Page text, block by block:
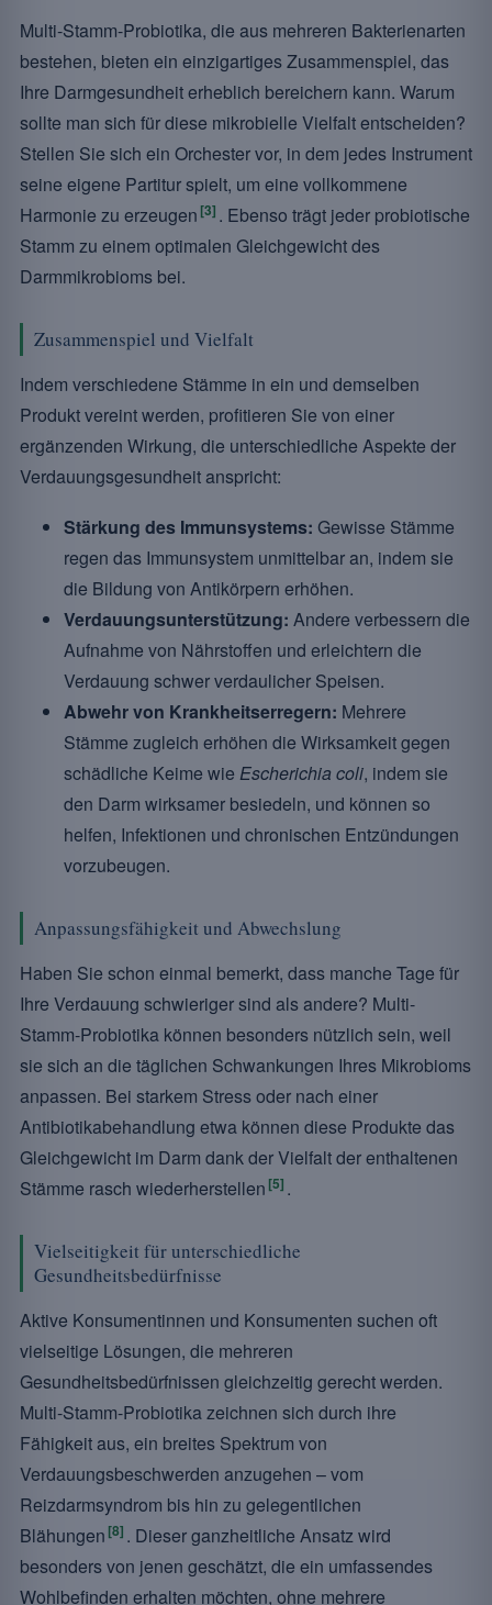
Multi-Stamm-Probiotika, die aus mehreren Bakterienarten
bestehen, bieten ein einzigartiges Zusammenspiel, das
Ihre Darmgesundheit erheblich bereichern kann. Warum
sollte man sich für diese mikrobielle Vielfalt entscheiden?
Stellen Sie sich ein Orchester vor, in dem jedes Instrument
seine eigene Partitur spielt, um eine vollkommene
Harmonie zu erzeugen [3] . Ebenso trägt jeder probiotische
Stamm zu einem optimalen Gleichgewicht des
Darmmikrobioms bei.
Zusammenspiel und Vielfalt
Indem verschiedene Stämme in ein und demselben
Produkt vereint werden, profitieren Sie von einer
ergänzenden Wirkung, die unterschiedliche Aspekte der
Verdauungsgesundheit anspricht:
Stärkung des Immunsystems: Gewisse Stämme
regen das Immunsystem unmittelbar an, indem sie
die Bildung von Antikörpern erhöhen.
Verdauungsunterstützung: Andere verbessern die
Aufnahme von Nährstoffen und erleichtern die
Verdauung schwer verdaulicher Speisen.
Abwehr von Krankheitserregern: Mehrere
Stämme zugleich erhöhen die Wirksamkeit gegen
schädliche Keime wie Escherichia coli, indem sie
den Darm wirksamer besiedeln, und können so
helfen, Infektionen und chronischen Entzündungen
vorzubeugen.
Anpassungsfähigkeit und Abwechslung
Haben Sie schon einmal bemerkt, dass manche Tage für
Ihre Verdauung schwieriger sind als andere? Multi-
Stamm-Probiotika können besonders nützlich sein, weil
sie sich an die täglichen Schwankungen Ihres Mikrobioms
anpassen. Bei starkem Stress oder nach einer
Antibiotikabehandlung etwa können diese Produkte das
Gleichgewicht im Darm dank der Vielfalt der enthaltenen
Stämme rasch wiederherstellen [5] .
Vielseitigkeit für unterschiedliche
Gesundheitsbedürfnisse
Aktive Konsumentinnen und Konsumenten suchen oft
vielseitige Lösungen, die mehreren
Gesundheitsbedürfnissen gleichzeitig gerecht werden.
Multi-Stamm-Probiotika zeichnen sich durch ihre
Fähigkeit aus, ein breites Spektrum von
Verdauungsbeschwerden anzugehen – vom
Reizdarmsyndrom bis hin zu gelegentlichen
Blähungen [8] . Dieser ganzheitliche Ansatz wird
besonders von jenen geschätzt, die ein umfassendes
Wohlbefinden erhalten möchten, ohne mehrere